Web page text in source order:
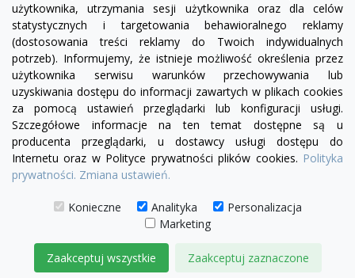
FacebookYouTubePinterest
użytkownika, utrzymania sesji użytkownika oraz dla celów
statystycznych i targetowania behawioralnego reklamy
(dostosowania treści reklamy do Twoich indywidualnych
potrzeb). Informujemy, że istnieje możliwość określenia przez
użytkownika serwisu warunków przechowywania lub
uzyskiwania dostępu do informacji zawartych w plikach cookies
za pomocą ustawień przeglądarki lub konfiguracji usługi.
Szczegółowe informacje na ten temat dostępne są u
producenta przeglądarki, u dostawcy usługi dostępu do
Internetu oraz w Polityce prywatności plików cookies. Polityka
prywatności. Zmiana ustawień.
Konieczne Analityka
Personalizacja
Marketing
Zaakceptuj wszystkie Zaakceptuj zaznaczone
PRODUKTY

INFORMACJE
